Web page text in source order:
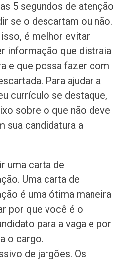
5 segundos de atenção
se o descartam ou não.
é melhor evitar
informação que distraia
e que possa fazer com
Para ajudar a
currículo se destaque,
sobre o que não deve
sua candidatura a
uma carta de
Uma carta de
é uma ótima maneira
por que você é o
para a vaga e por
o cargo.
de jargões. Os